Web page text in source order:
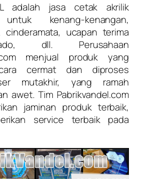
adalah jasa cetak akrilik
kenang-kenangan,
cinderamata, ucapan terima
dll. Perusahaan
menjual produk yang
cermat dan diproses
mutakhir, yang ramah
awet. Tim Pabrikvandel.com
jaminan produk terbaik,
service terbaik pada